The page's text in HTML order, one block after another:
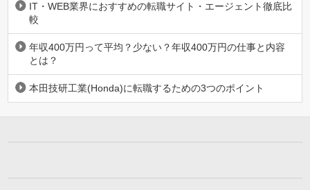
IT・WEB業界におすすめの転職サイト・エージェント徹底比
較
年収400万円って平均？少ない？年収400万円の仕事と内容
とは？
本田技研工業(Honda)に転職するための3つのポイント